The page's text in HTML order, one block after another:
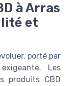
à Arras
et
porté par
Les
produits CBD